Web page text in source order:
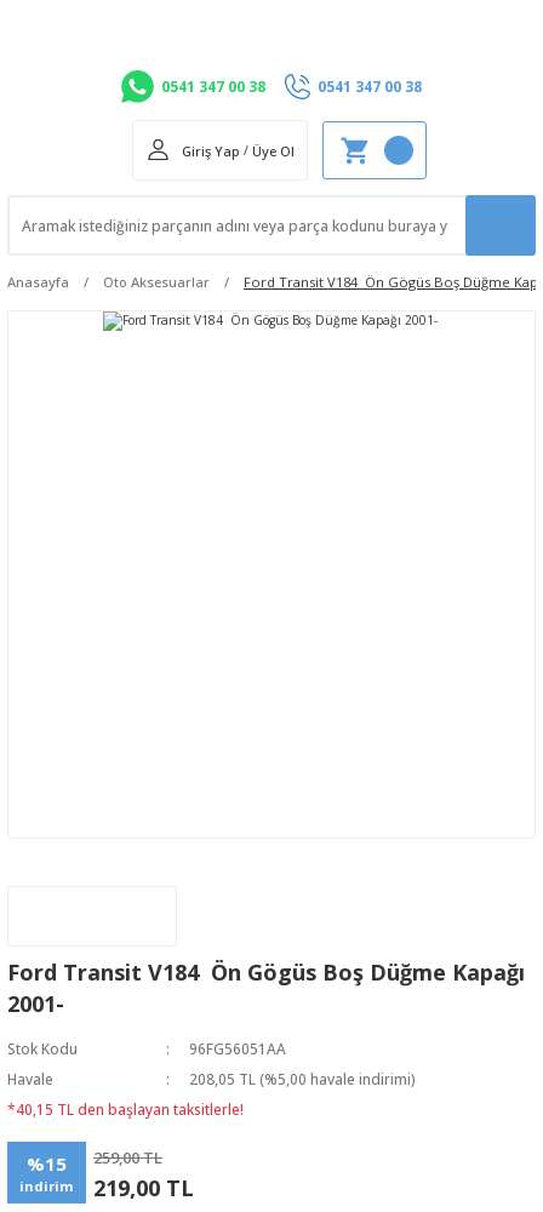
0541 347 00 38 0541 347 00 38
Giriş Yap / Üye Ol
Anasayfa Oto Aksesuarlar Ford Transit V184 Ön Gögüs Boş Düğme
Ford Transit V184 Ön Gögüs Boş Düğme Kapağı
2001-
Stok Kodu
96FG56051AA
Havale
208,05 TL (%5,00 havale indirimi)
*40,15 TL den başlayan taksitlerle!
%15
indirim
259,00 TL
219,00 TL